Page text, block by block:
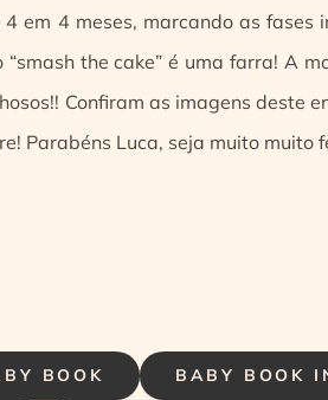
em 4 meses, marcando as
the cake” é uma farra! A
Confiram as imagens deste
Parabéns Luca, seja muito muito
BOOK BABY BOOK